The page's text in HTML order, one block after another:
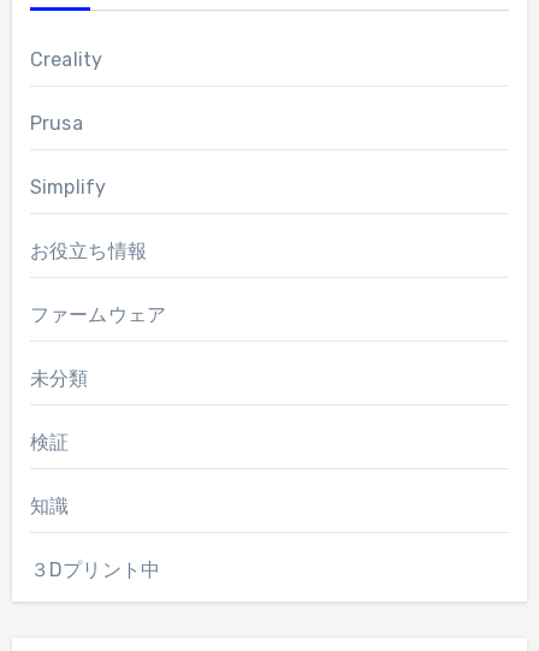
Creality
Prusa
Simplify
お役立ち情報
ファームウェア
未分類
検証
知識
３Dプリント中